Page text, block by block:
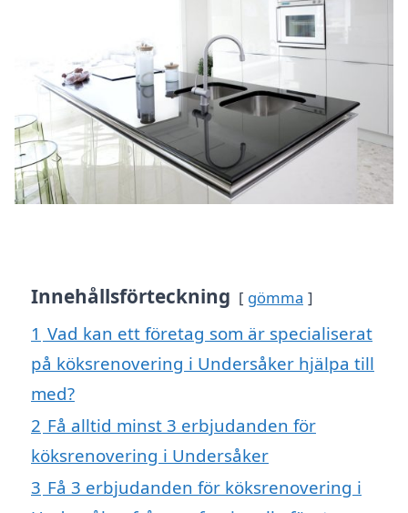
Innehållsförteckning gömma
1 Vad kan ett företag som är specialiserat
på köksrenovering i Undersåker hjälpa till
med?
2 Få alltid minst 3 erbjudanden för
köksrenovering i Undersåker
3 Få 3 erbjudanden för köksrenovering i